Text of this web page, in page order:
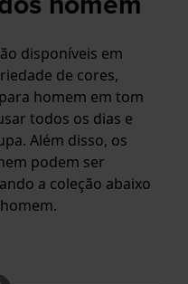
disponíveis em
de cores,
homem em tom
todos os dias e
Além disso, os
podem ser
a coleção abaixo